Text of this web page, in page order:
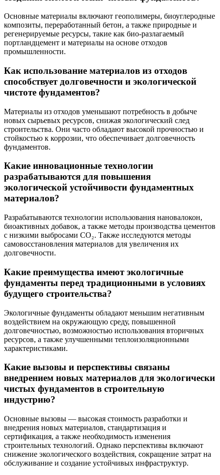
Основные материалы включают геополимеры, биоуглеродные
композиты, переработанный бетон, а также природные и
регенерируемые ресурсы, такие как био-разлагаемый
портландцемент и материалы на основе отходов
промышленности.
Как использование материалов из отходов
способствует долговечности и экологической
чистоте фундаментов?
Материалы из отходов уменьшают потребность в добыче
новых сырьевых ресурсов, снижая экологический след
строительства. Они часто обладают высокой прочностью и
стойкостью к коррозии, что обеспечивает долговечность
фундаментов.
Какие инновационные технологии
разрабатываются для повышения
экологической устойчивости фундаментных
материалов?
Разрабатываются технологии использования нановалокон,
биоактивных добавок, а также методы производства цементов
с низкими выбросами CO₂. Также исследуются методы
самовосстановления материалов для увеличения их
долговечности.
Какие преимущества имеют экологичные
фундаменты перед традиционными в условиях
будущего строительства?
Экологичные фундаменты обладают меньшим негативным
воздействием на окружающую среду, повышенной
долговечностью, возможностью использования вторичных
ресурсов, а также улучшенными теплоизоляционными
характеристиками.
Какие вызовы и перспективы связаны
внедрением новых материалов для экологически
чистых фундаментов в строительную
индустрию?
Основные вызовы — высокая стоимость разработки и
внедрения новых материалов, стандартизация и
сертификация, а также необходимость изменения
строительных технологий. Однако перспективы включают
снижение экологического воздействия, сокращение затрат на
обслуживание и создание устойчивых инфраструктур.